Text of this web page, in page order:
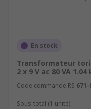
En stock
Transformateur
2 x 9 V ac 80 VA 1.04
Code commande RS
Sous-total (1 unité)